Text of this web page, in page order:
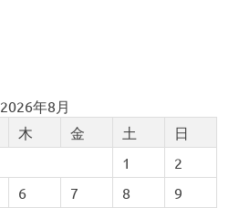
2026年8月
木 金 土
日
1
2
6 7 8
9